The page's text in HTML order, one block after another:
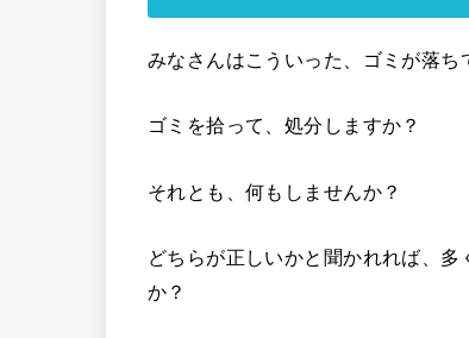
みなさんはこういった、ゴミが落ち
ゴミを拾って、処分しますか？
それとも、何もしませんか？
どちらが正しいかと聞かれれば、
か？